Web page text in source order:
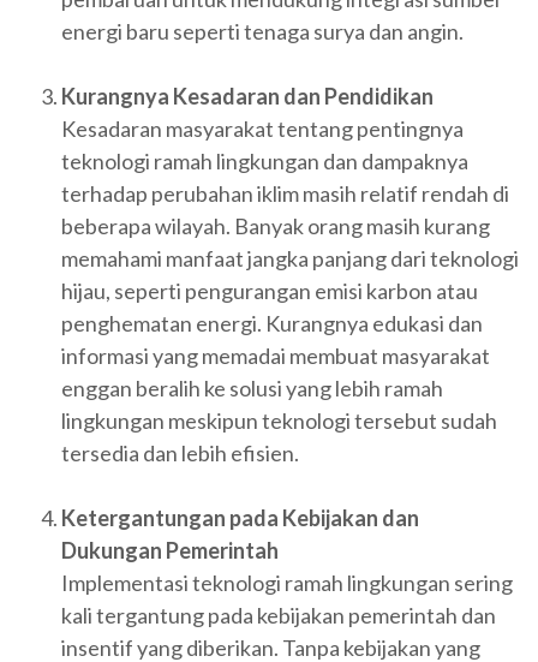
energi baru seperti tenaga surya dan angin.
Kurangnya Kesadaran dan Pendidikan
Kesadaran masyarakat tentang pentingnya
teknologi ramah lingkungan dan dampaknya
terhadap perubahan iklim masih relatif rendah di
beberapa wilayah. Banyak orang masih kurang
memahami manfaat jangka panjang dari teknologi
hijau, seperti pengurangan emisi karbon atau
penghematan energi. Kurangnya edukasi dan
informasi yang memadai membuat masyarakat
enggan beralih ke solusi yang lebih ramah
lingkungan meskipun teknologi tersebut sudah
tersedia dan lebih efisien.
Ketergantungan pada Kebijakan dan
Dukungan Pemerintah
Implementasi teknologi ramah lingkungan sering
kali tergantung pada kebijakan pemerintah dan
insentif yang diberikan. Tanpa kebijakan yang